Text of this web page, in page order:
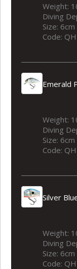
Weight:
Diving
Size:
Code:
Emerald
Weight:
Diving
Size:
Code:
Silver
Weight:
Diving
Size:
Code: